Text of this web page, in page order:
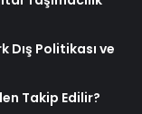
Dış Politikası ve
Takip Edilir?